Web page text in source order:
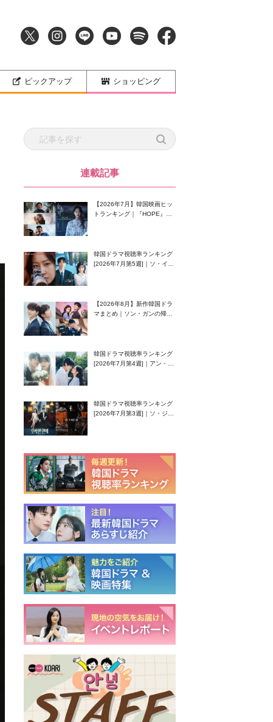
ピックアップ ショッピング
連載記事
【2026年7月】韓国映画ヒッ
トランキング｜『HOPE』が
韓国ドラマ視聴率ランキング
[2026年7月第5週]｜ソ・イン
【2026年8月】新作韓国ドラ
マまとめ｜ソン・ガンの帰
韓国ドラマ視聴率ランキング
[2026年7月第4週]｜アン・ヒ
韓国ドラマ視聴率ランキング
[2026年7月第3週]｜ソ・ジソ